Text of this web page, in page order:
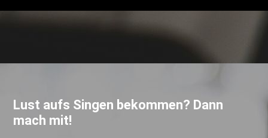
Lust aufs Singen bekommen? Dann
mach mit!